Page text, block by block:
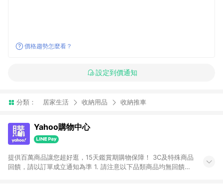
價格趨勢怎麼看？
設定到價通知
分類： 居家生活 收納用品 收納推車
Yahoo購物中心
提供百萬商品讓您超好逛，15天鑑賞期購物保障！ 3C及特殊商品
回饋，請以訂單成立通知為準 1. 請注意以下品類商品均無回饋：